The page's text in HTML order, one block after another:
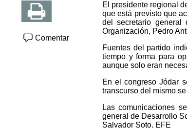
Comentar
El presidente regional
que está previsto que
del secretario
Organización, Pedro
Fuentes del partido
tiempo y forma para
aunque solo eran
En el congreso Jódar
transcurso del mismo
Las comunicaciones
general de Desarrollo
Salvador Soto. EFE